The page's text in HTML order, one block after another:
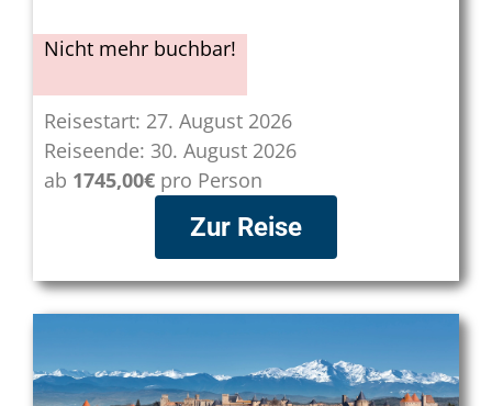
Nicht mehr buchbar!
Reisestart: 27. August 2026
Reiseende: 30. August 2026
ab 1745,00€ pro Person
Zur Reise